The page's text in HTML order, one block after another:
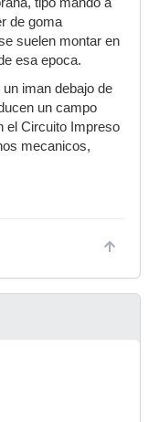
de goma
suelen montar en
esa epoca.
iman debajo de
un campo
el Circuito Impreso
mecanicos,